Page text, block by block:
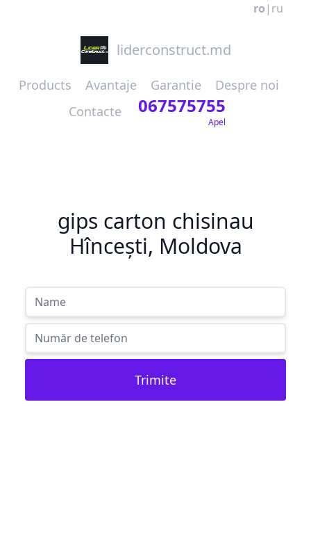
ro | ru
liderconstruct.md
Products Avantaje Garantie
Despre noi
Contacte
067575755
Apel
gips carton chisinau
Hîncești, Moldova
Trimite